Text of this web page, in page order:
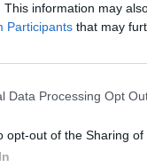
This information may
Participants that may
Data Processing Opt
opt-out of the Sharing of